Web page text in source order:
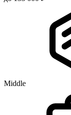
Middle